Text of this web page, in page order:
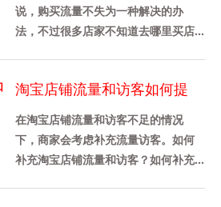
说，购买流量不失为一种解决的办
法，不过很多店家不知道去哪里买店
下，......
淘宝店铺流量和访客如何提
高？
在淘宝店铺流量和访客不足的情况
下，商家会考虑补充流量访客。如何
补充淘宝店铺流量和访客？如何补充